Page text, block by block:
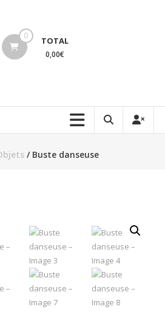
0 TOTAL
0,00€
/ Buste danseuse